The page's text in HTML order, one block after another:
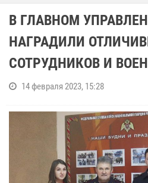
В ГЛАВНОМ
НАГРАДИЛИ
СОТРУДНИКОВ И
14 февраля 2023, 15:28